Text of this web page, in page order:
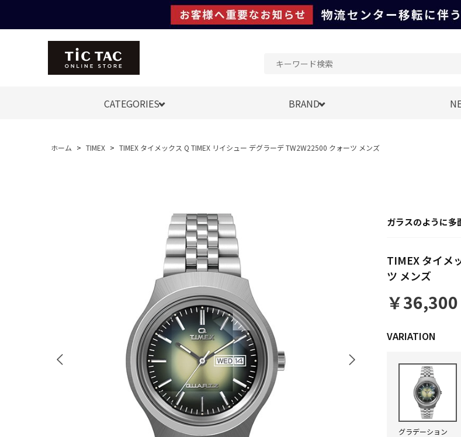
CATEGORIES BRAND
ホーム > TIMEX > TIMEX タイメックス Q TIMEX リイシュー デグラーデ TW2W22500 クォーツ メンズ
ガラスのように多
TIMEX タイメ
ツ メンズ
￥36,300
グラデーション